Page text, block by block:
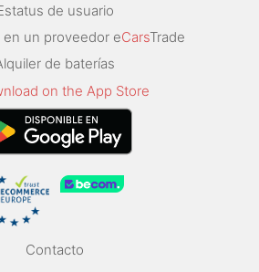
de usuario
un proveedor eCarsTrade
de baterías
Contacto